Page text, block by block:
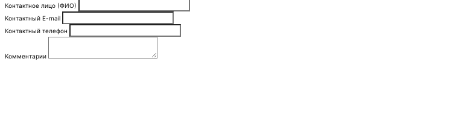
Контактное лицо (ФИО)
Контактный E-mail
Контактный телефон
Комментарии